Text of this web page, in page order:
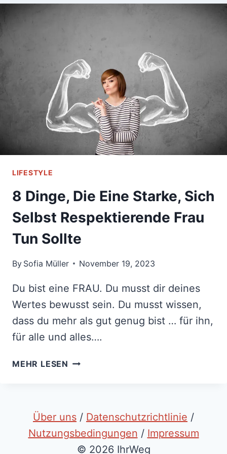
LIFESTYLE
8 Dinge, Die Eine Starke, Sich
Selbst Respektierende Frau
Tun Sollte
By Sofia Müller November 19, 2023
Du bist eine FRAU. Du musst dir deines
Wertes bewusst sein. Du musst wissen,
dass du mehr als gut genug bist … für ihn,
für alle und alles….
MEHR LESEN 8
STARKE,
SICH
SELBST
RESPEKTIERENDE
Über uns / Datenschutzrichtlinie /
Nutzungsbedingungen / Impressum
© 2026 IhrWeg